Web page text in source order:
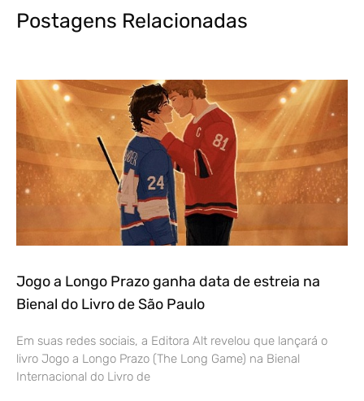
Postagens Relacionadas
Jogo a Longo Prazo ganha data de estreia na
Bienal do Livro de São Paulo
Em suas redes sociais, a Editora Alt revelou que lançará o
livro Jogo a Longo Prazo (The Long Game) na Bienal
Internacional do Livro de